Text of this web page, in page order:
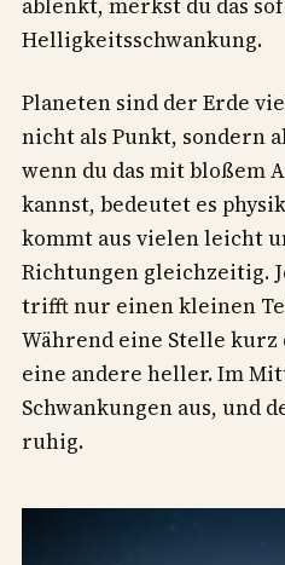
ablenkt, merkst du das
Helligkeitsschwankung.
Planeten sind der Erde
nicht als Punkt, sondern
wenn du das mit bloßem
kannst, bedeutet es
kommt aus vielen leicht
Richtungen gleichzeitig.
trifft nur einen kleinen
Während eine Stelle
eine andere heller. Im
Schwankungen aus, und
ruhig.